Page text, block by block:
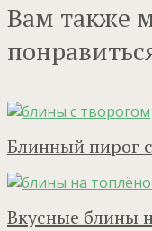
Вам также
Блинный пирог
Вкусные блины